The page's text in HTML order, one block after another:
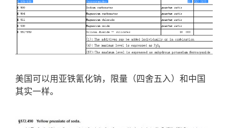
美国可以用亚铁氰化钠，限量（四舍五入）和中国
其实一样。